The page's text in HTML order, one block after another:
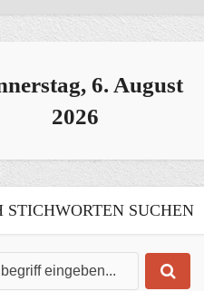
6. August
2026
STICHWORTEN SUCHEN